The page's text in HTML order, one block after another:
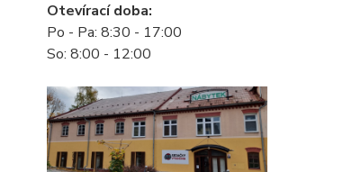
Otevírací doba:
Po - Pa: 8:30 - 17:00
So: 8:00 - 12:00